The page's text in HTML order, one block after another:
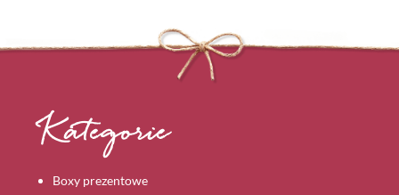
Kategorie
Boxy prezentowe